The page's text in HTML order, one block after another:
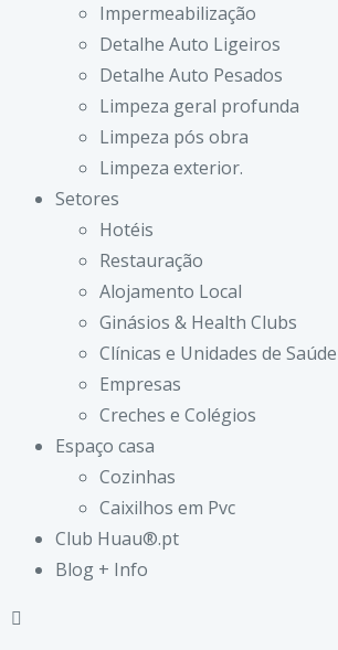
Impermeabilização
Detalhe Auto Ligeiros
Detalhe Auto Pesados
Limpeza geral profunda
Limpeza pós obra
Limpeza exterior.
Setores
Hotéis
Restauração
Alojamento Local
Ginásios & Health Clubs
Clínicas e Unidades de Saúde
Empresas
Creches e Colégios
Espaço casa
Cozinhas
Caixilhos em Pvc
Club Huau®.pt
Blog + Info